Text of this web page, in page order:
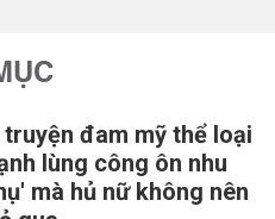
truyện đam mỹ thể loại
lùng công ôn nhu
mà hủ nữ không nên